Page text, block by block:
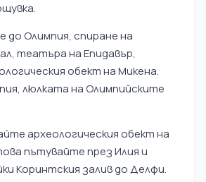
до Олимпия, спиране на
театъра на Епидавър,
обект на Микена.
люлката на Олимпийските
археологическия обект на
пътувайте през Илия и
Коринтския залив до Делфи.